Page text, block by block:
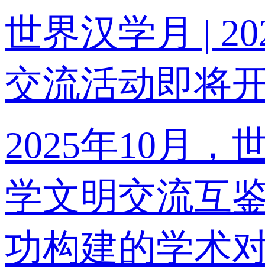
世界汉学月 |
交流活动即将
2025年10月，
学文明交流互
功构建的学术